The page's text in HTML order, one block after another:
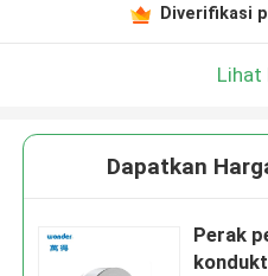
Diverifikasi
Lihat
Dapatkan
Perak